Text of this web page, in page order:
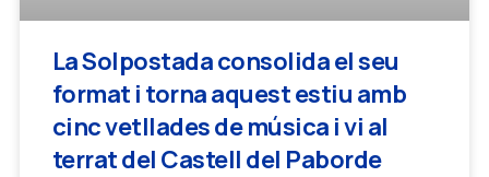
La Solpostada consolida el seu
format i torna aquest estiu amb
cinc vetllades de música i vi al
terrat del Castell del Paborde